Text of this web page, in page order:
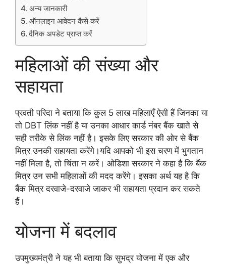
अन्य जानकारी
ऑनलाइन आवेदन कैसे करें
दैनिक अपडेट प्राप्त करें
महिलाओं की संख्या और
सहायता
प्रवती परिदा ने बताया कि कुल 5 लाख महिलाएँ ऐसी हैं जिनका या
तो DBT लिंक नहीं है या उनका आधार कार्ड नंबर बैंक खाते से
सही तरीके से लिंक नहीं है। इसके लिए सरकार की ओर से बैंक
मित्र उनकी सहायता करेंगे।यदि आपको भी इस चरण में भुगतान
नहीं मिला है, तो चिंता न करें। ओडिशा सरकार ने कहा है कि बैंक
मित्र उन सभी महिलाओं की मदद करेंगे। इसका अर्थ यह है कि
बैंक मित्र दरवाजे-दरवाजे जाकर भी सहायता प्रदान कर सकते
हैं।
योजना में बदलाव
उपमुख्यमंत्री ने यह भी बताया कि सुभद्र योजना में एक और